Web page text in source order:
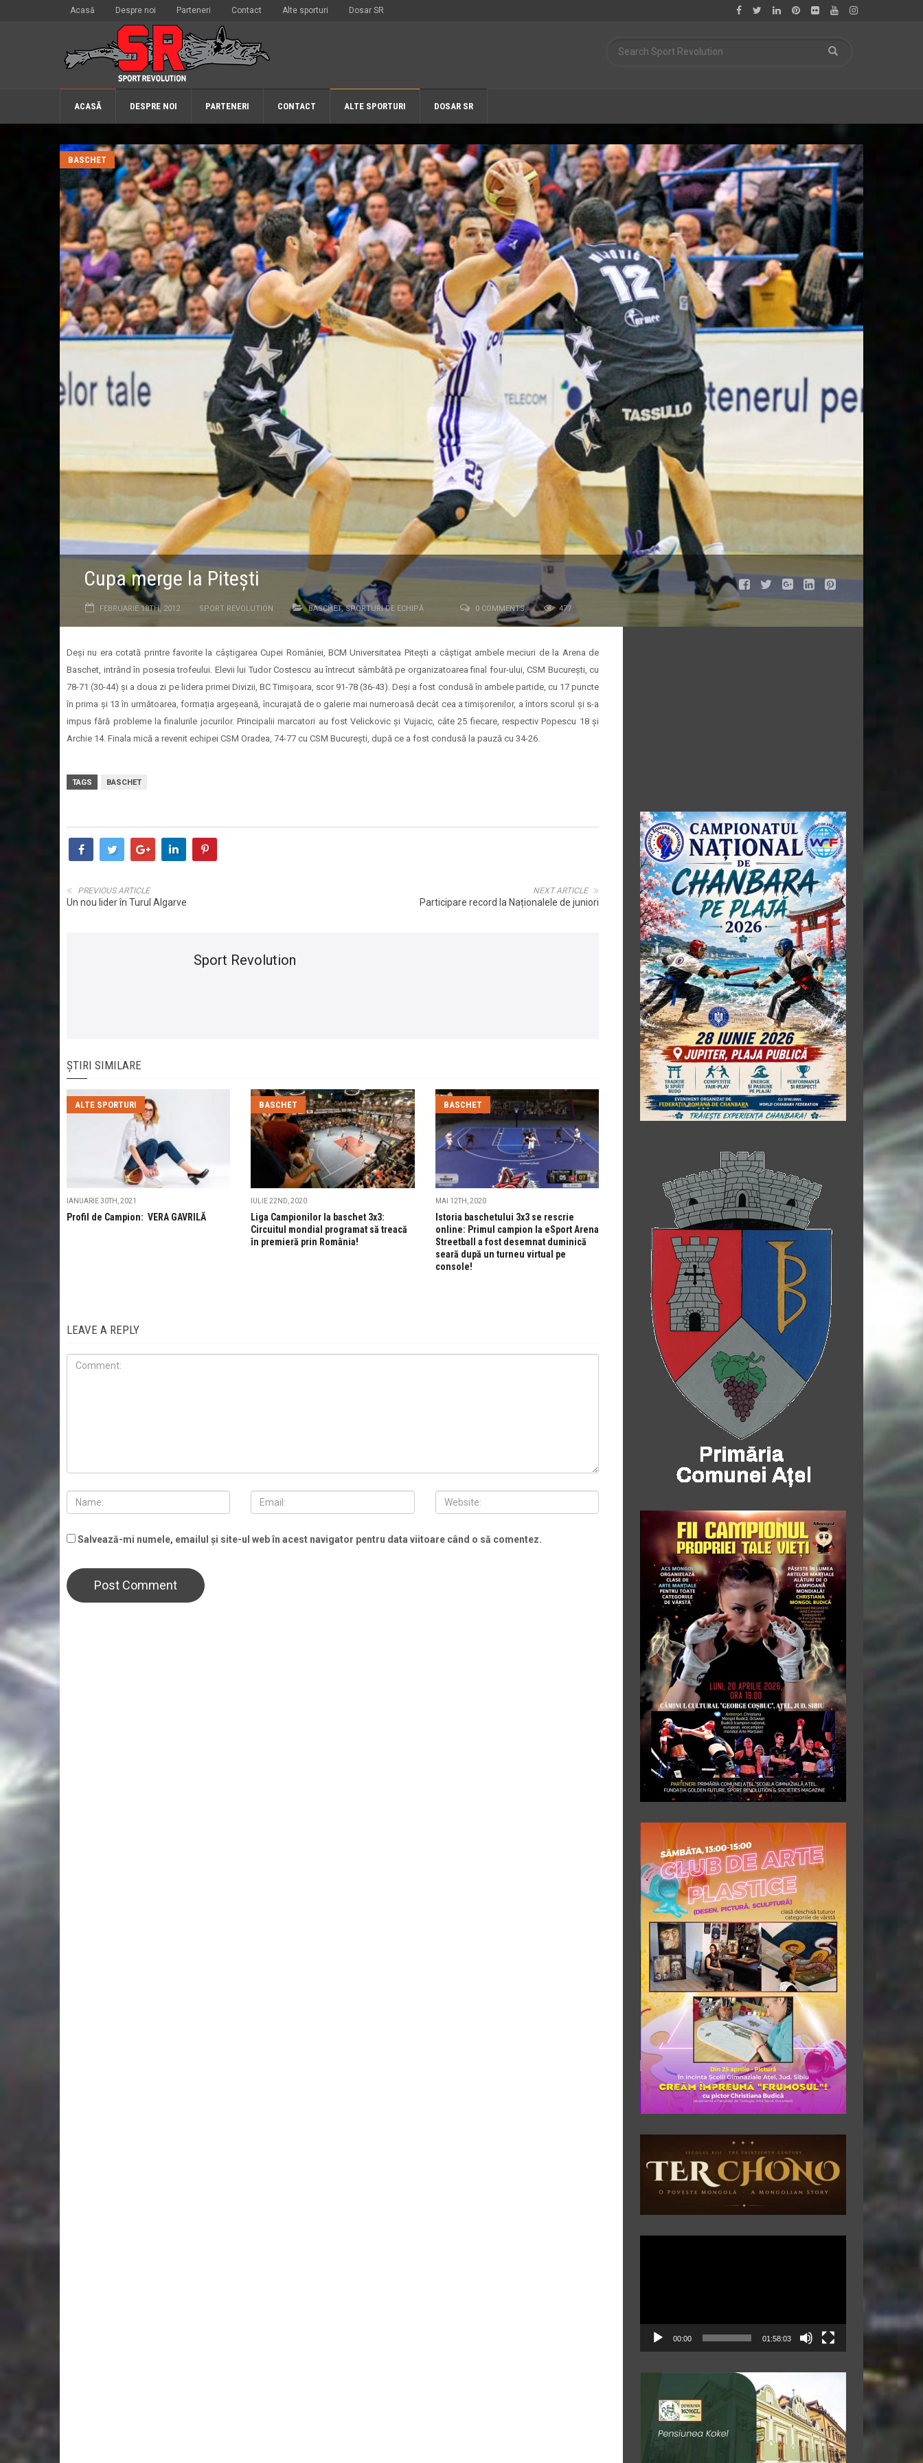
Acasă Despre noi Parteneri Contact Alte sporturi Dosar SR
ACASĂ DESPRE NOI PARTENERI CONTACT ALTE SPORTURI DOSAR SR
BASCHET
Cupa merge la Pitești
FEBRUARIE 18TH, 2012 SPORT REVOLUTION BASCHET,SPORTURI DE ECHIPĂ 0 COMMENTS 477
Deși nu era cotată printre favorite la câștigarea Cupei României, BCM Universitatea Pitești a câștigat ambele meciuri de la Arena de
Baschet, intrând în posesia trofeului. Elevii lui Tudor Costescu au întrecut sâmbătă pe organizatoarea final four-ului, CSM București, cu
78-71 (30-44) și a doua zi pe lidera primei Divizii, BC Timișoara, scor 91-78 (36-43). Deși a fost condusă în ambele partide, cu 17 puncte
în prima și 13 în următoarea, formația argeșeană, încurajată de o galerie mai numeroasă decât cea a timișorenilor, a întors scorul și s-a
impus fără probleme la finalurile jocurilor. Principalii marcatori au fost Velickovic și Vujacic, câte 25 fiecare, respectiv Popescu 18 și
Archie 14. Finala mică a revenit echipei CSM Oradea, 74-77 cu CSM București, după ce a fost condusă la pauză cu 34-26.
TAGS BASCHET
NEXT ARTICLE
Participare record la Naționalele de juniori
PREVIOUS ARTICLE
Un nou lider în Turul Algarve
Sport Revolution
ȘTIRI SIMILARE
ALTE SPORTURI
IANUARIE 30TH, 2021
Profil de Campion: VERA GAVRILĂ
BASCHET
IULIE 22ND, 2020
Liga Campionilor la baschet 3x3:
Circuitul mondial programat să treacă
în premieră prin România!
BASCHET
MAI 12TH, 2020
Istoria baschetului 3x3 se rescrie
online: Primul campion la eSport Arena
Streetball a fost desemnat duminică
seară după un turneu virtual pe
console!
LEAVE A REPLY
Salvează-mi numele, emailul și site-ul web în acest navigator pentru data viitoare când o să comentez.
00:00 01:58:03